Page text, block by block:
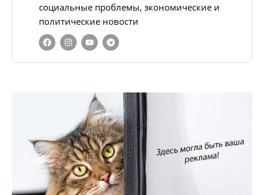
социальные проблемы, экономические и
политические новости